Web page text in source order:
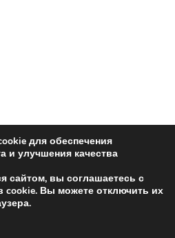
Контакты
соглашение
для обеспечения
и улучшения качества
сайтом, вы соглашаетесь с
Вы можете отключить их